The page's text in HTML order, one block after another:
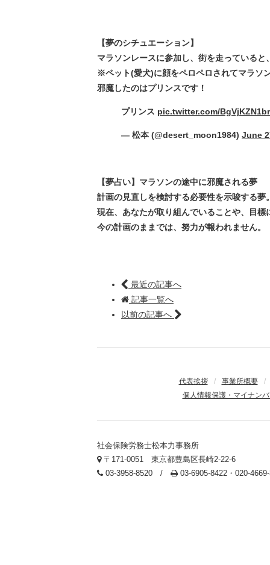
【夢のシチュエーション】
マラソンレースに参加し、街を走っていると
※ペット(愛犬)に顔をペロペロされてマラソ
邪魔したのはプリンスです！
プリンス pic.twitter.com/BgVjKZN1br
— 松本 (@desert_moon1984) June
【夢占い】マラソンの途中に邪魔される夢
計画の見直しを検討する必要性を示唆する夢
現在、あなたが取り組んでいることや、目
今の計画のままでは、努力が報われません。
最近の記事へ
記事一覧へ
以前の記事へ
代表挨拶 / 事業所概要
/
個人情報保護・マイナン
社会保険労務士松本力事務所
〒171-0051 東京都豊島区長崎2-22-6
03-3958-8520 /
03-6905-8422・020-